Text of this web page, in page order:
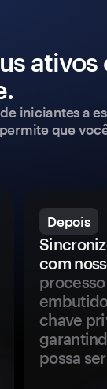
iniciantes a
que
Depois
com
chave
possa